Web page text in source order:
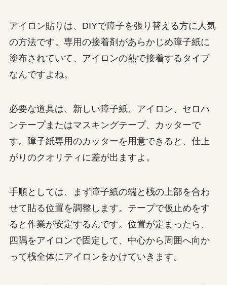
アイロン貼りは、DIYで障子を張り替える方に人気
の方法です。専用の接着剤があらかじめ障子紙に
塗布されていて、アイロンの熱で接着するタイプ
なんですよね。
必要な道具は、新しい障子紙、アイロン、セロハ
ンテープまたはマスキングテープ、カッターで
す。障子紙専用のカッターを用意できると、仕上
がりのクオリティに差が出ますよ。
手順としては、まず障子紙の端と桟の上部を合わ
せて貼る位置を調整します。テープで仮止めをす
ると作業が安定するんです。位置が定まったら、
四隅をアイロンで固定して、中心から周囲へ向か
って桟全体にアイロンをかけていきます。